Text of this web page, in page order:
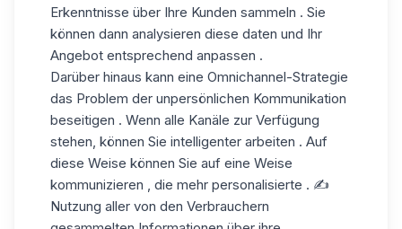
Erkenntnisse über Ihre Kunden sammeln . Sie
können dann analysieren diese daten und Ihr
Angebot entsprechend anpassen .
Darüber hinaus kann eine Omnichannel-Strategie
das Problem der unpersönlichen Kommunikation
beseitigen . Wenn alle Kanäle zur Verfügung
stehen, können Sie intelligenter arbeiten . Auf
diese Weise können Sie auf eine Weise
kommunizieren , die mehr personalisierte . ✍️
Nutzung aller von den Verbrauchern